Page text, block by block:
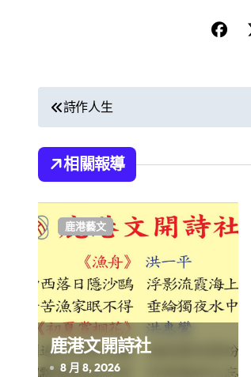
文
章
導
覽
詩作人生
相關報導
鹿港藝文
鹿港文開詩社
8 月 8, 2026